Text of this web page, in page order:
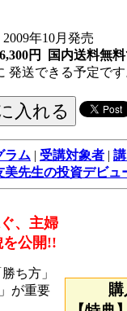
年10月発売
円
国内送料無料
発送できる予定です
ラム | 受講対象者 |
美先生の投資デビュ
、主婦
を公開!!
ち方」
が重要